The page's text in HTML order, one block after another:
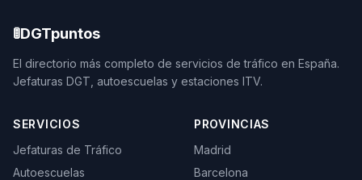
🚦DGTpuntos
El directorio más completo de servicios de tráfico en España.
Jefaturas DGT, autoescuelas y estaciones ITV.
SERVICIOS
Jefaturas de Tráfico
Autoescuelas
PROVINCIAS
Madrid
Barcelona